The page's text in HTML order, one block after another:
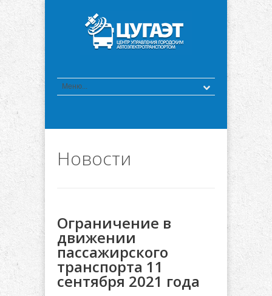
Новости
Ограничение в
движении
пассажирского
транспорта 11
сентября 2021 года